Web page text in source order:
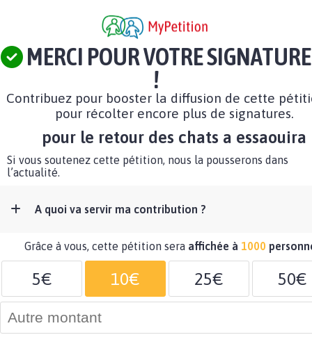
MERCI POUR VOTRE SIGNATURE
!
Contribuez pour booster la diffusion de cette
pour récolter encore plus de signatures.
pour le retour des chats a essaouira
Si vous soutenez cette pétition, nous la pousserons dans
l’actualité.
A quoi va servir ma contribution ?
Grâce à vous, cette pétition sera affichée à 1000
5€ 10€ 25€ 50€